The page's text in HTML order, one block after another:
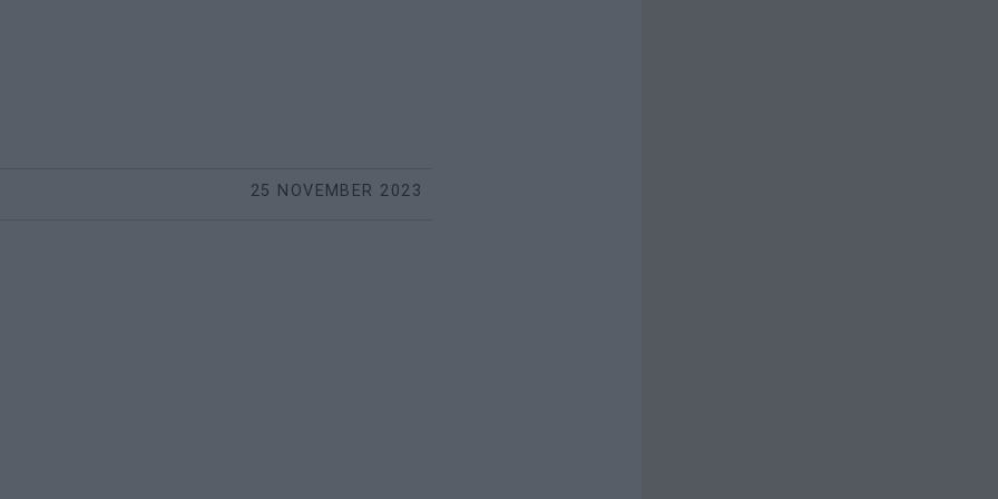
25 NOVEMBER 2023